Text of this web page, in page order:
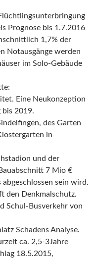
Prognose bis 1.7.2016
1,7% der
Notausgänge werden
im Solo-Gebäude
Eine Neukonzeption
bis 2019.
des Garten
in
und der
7 Mio €
sein wird.
den Denkmalschutz.
Schul-Busverkehr von
Schadens Analyse.
ca. 2,5-3Jahre
18.5.2015,